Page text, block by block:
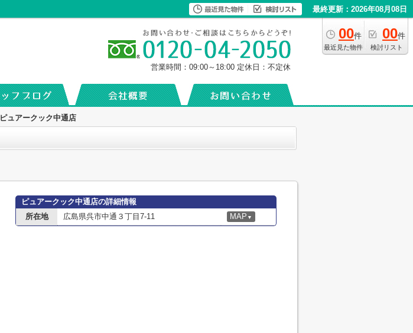
最終更新：2026年08月08日
00件
最近見た物件
00件
検討リスト
営業時間：09:00～18:00 定休日：不定休
ピュアークック中通店
ピュアークック中通店の詳細情報
所在地
広島県呉市中通３丁目7-11 MAP ▼